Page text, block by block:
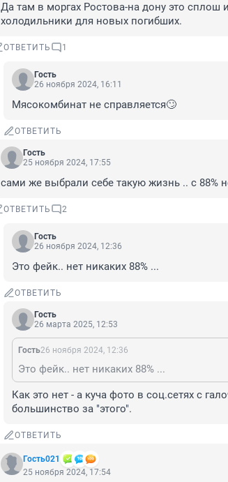
Да там в моргах Ростова-на дону это
холодильники для новых погибших.
ОТВЕТИТЬ 1
Гость
26 ноября 2024, 16:11
Мясокомбинат не справляется🙄
ОТВЕТИТЬ
Гость
25 ноября 2024, 17:55
сами же выбрали себе такую жизнь .. с 88%
ОТВЕТИТЬ 2
Гость
26 ноября 2024, 12:36
Это фейк.. нет никаких 88% ...
ОТВЕТИТЬ
Гость
26 марта 2025, 12:53
Гость26 ноября 2024, 12:36
Это фейк.. нет никаких 88% ...
Как это нет - а куча фото в соц.сетях с
большинство за "этого".
ОТВЕТИТЬ
Гость021
25 ноября 2024, 17:54